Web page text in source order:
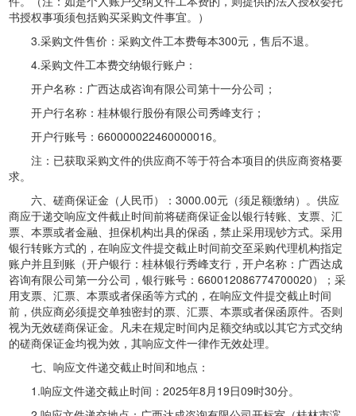
书授权事项须包括购买采购文件事宜。）
3.采购文件售价：采购文件工本费每本300元，售后不退。
4.采购文件工本费交纳银行账户：
开户名称：广西达成咨询有限公司第十一分公司；
开户行名称：桂林银行股份有限公司秀峰支行；
开户行账号：660000022460000016。
注：已获取采购文件的供应商不等于符合本项目的供应商资格要
求。
六、磋商保证金（人民币）：3000.00元（须足额缴纳）。供应
商应于递交响应文件截止时间前将磋商保证金以银行转账、支票、汇
票、本票或者金融、担保机构出具的保函，禁止采用现钞方式。采用
银行转账方式的，在响应文件提交截止时间前交至采购代理机构指定
账户并且到账（开户银行：桂林银行秀峰支行，开户名称：广西达成
咨询有限公司第一分公司，银行账号：660012086774700020）；采
用支票、汇票、本票或者保函等方式的，在响应文件提交截止时间
前，供应商必须提交单独密封的票、汇票、本票或者保函原件。否则
视为无效磋商保证金。凡未在规定时间内足额交纳或以其它方式交纳
的磋商保证金均视为效，其响应文件一律作无效处理。
七、响应文件递交截止时间和地点：
1.响应文件递交截止时间：2025年8月19日09时30分。